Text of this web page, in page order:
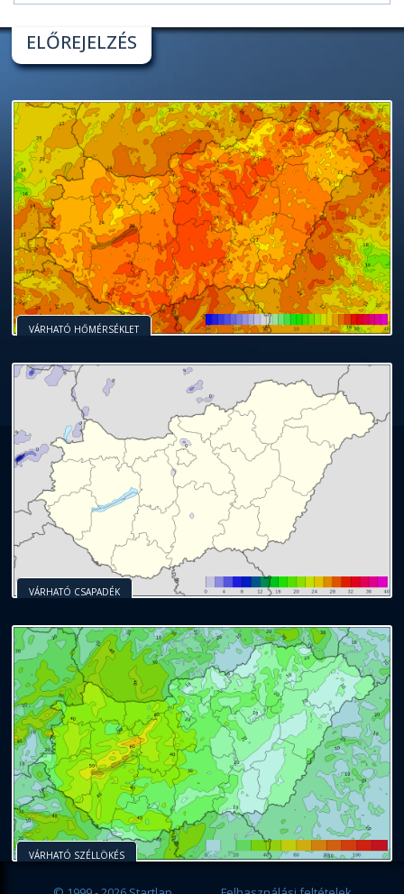
ELŐREJELZÉS
VÁRHATÓ HŐMÉRSÉKLET
VÁRHATÓ CSAPADÉK
VÁRHATÓ SZÉLLÖKÉS